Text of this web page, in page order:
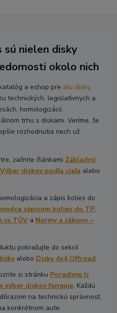
sú nielen disky
okolo nich
a eshop pre alu disky.
technických, legislatívnych a
homologizácii,
trhu s diskami. Veríme, že
rozhodnutia nech už
začnite článkami Základný
Výber diskov podľa cieľa alebo
a zápis kolies do
zápisom kolies do TP,
vs TÜV a Normy a zákony –
pokračujte do sekcií
alebo Disky 4x4 Offroad.
si stránku Poradíme ti
výber diskov funguje. Každú
na technickú správnosť,
konkrétnom aute.